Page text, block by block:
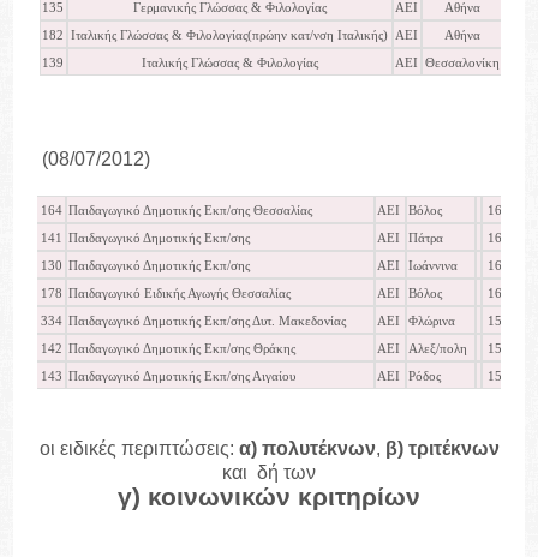
135 Γερμανικής Γλώσσας & Φιλολογίας ΑΕΙ Αθήνα
182 Ιταλικής Γλώσσας & Φιλολογίας(πρώην κατ/νση Ιταλικής) ΑΕΙ Αθήνα
139 Ιταλικής Γλώσσας & Φιλολογίας ΑΕΙ Θεσσαλονίκη
(08/07/2012)
164 Παιδαγωγικό Δημοτικής Εκπ/σης Θεσσαλίας ΑΕΙ Βόλος 16953
141 Παιδαγωγικό Δημοτικής Εκπ/σης ΑΕΙ Πάτρα 16911
130 Παιδαγωγικό Δημοτικής Εκπ/σης ΑΕΙ Ιωάννινα 16561
178 Παιδαγωγικό Ειδικής Αγωγής Θεσσαλίας ΑΕΙ Βόλος 16295
334 Παιδαγωγικό Δημοτικής Εκπ/σης Δυτ. Μακεδονίας ΑΕΙ Φλώρινα 15889
142 Παιδαγωγικό Δημοτικής Εκπ/σης Θράκης ΑΕΙ Αλεξ/πολη 15581
143 Παιδαγωγικό Δημοτικής Εκπ/σης Αιγαίου ΑΕΙ Ρόδος 15247
οι ειδικές περιπτώσεις: α) πολυτέκνων, β) τριτέκνων
και δή των
γ) κοινωνικών κριτηρίων